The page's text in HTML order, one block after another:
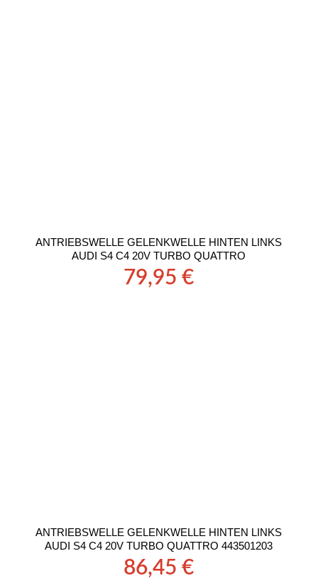
ANTRIEBSWELLE GELENKWELLE HINTEN LINKS
AUDI S4 C4 20V TURBO QUATTRO
79,95€
ANTRIEBSWELLE GELENKWELLE HINTEN LINKS
AUDI S4 C4 20V TURBO QUATTRO 443501203
86,45€